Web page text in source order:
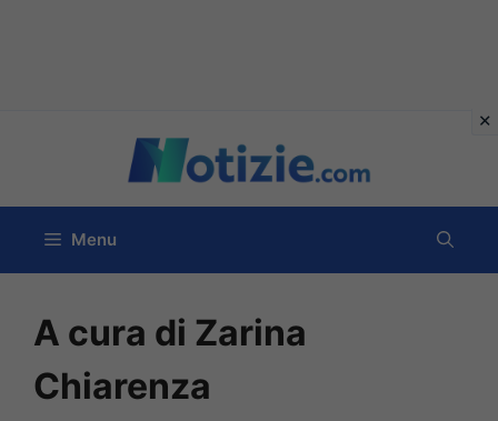
contenuto
Menu
A cura di Zarina
Chiarenza